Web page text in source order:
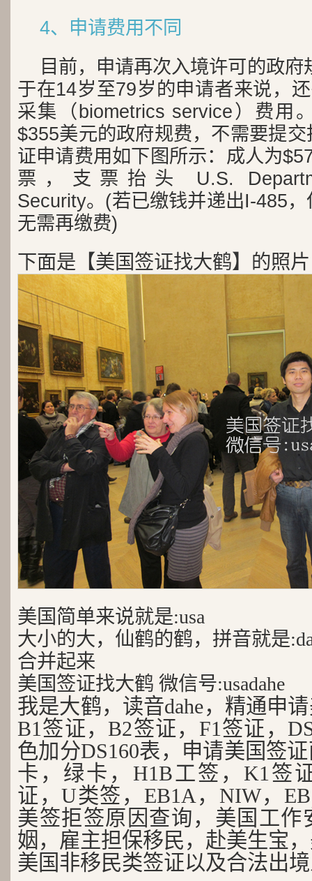
4、申请费用不同
目前，申请再次入境许可的政
于在14岁至79岁的申请者来说，
采集（biometrics service）费用
$355美元的政府规费，不需要提
证申请费用如下图所示：成人为
票，支票抬头 U.S.
Security。(若已缴钱并递出I-485
无需再缴费)
下面是【美国签证找大鹤】的照片
美国简单来说就是:usa
大小的大，仙鹤的鹤，拼音就是
合并起来
美国签证找大鹤 微信号:usadahe
我是大鹤，读音dahe，精通申
B1签证，B2签证，F1签证，
色加分DS160表，申请美国签
卡，绿卡，H1B工签，K1签
证，U类签，EB1A，NIW，
美签拒签原因查询，美国工作
姻，雇主担保移民，赴美生宝
美国非移民类签证以及合法出